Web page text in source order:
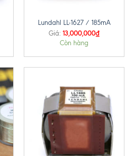
Lundahl LL-1627 / 185mA
Giá: 13,000,000₫
Còn hàng